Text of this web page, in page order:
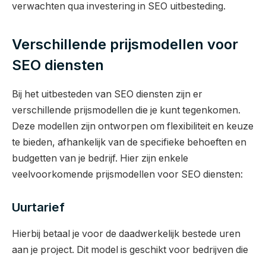
verwachten qua investering in SEO uitbesteding.
Verschillende prijsmodellen voor
SEO diensten
Bij het uitbesteden van SEO diensten zijn er
verschillende prijsmodellen die je kunt tegenkomen.
Deze modellen zijn ontworpen om flexibiliteit en keuze
te bieden, afhankelijk van de specifieke behoeften en
budgetten van je bedrijf. Hier zijn enkele
veelvoorkomende prijsmodellen voor SEO diensten:
Uurtarief
Hierbij betaal je voor de daadwerkelijk bestede uren
aan je project. Dit model is geschikt voor bedrijven die